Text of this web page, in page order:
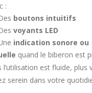
:
boutons intuitifs
voyants LED
indication sonore ou
quand le biberon est
l’utilisation est fluide, plus
serein dans votre